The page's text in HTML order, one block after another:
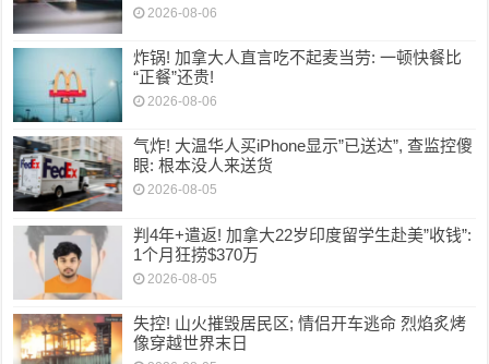
2026-08-06
炸锅! 加拿大人直言吃不起麦当劳: 一顿快餐比
“正餐”还贵!
2026-08-06
气炸! 大温华人买iPhone显示”已送达”, 查监控傻
眼: 根本没人来送货
2026-08-05
判4年+遣返! 加拿大22岁印度留学生赴美”收钱”:
1个月狂捞$370万
2026-08-05
失控! 山火摧毁居民区; 情侣开车逃命 烈焰炙烤
像穿越世界末日